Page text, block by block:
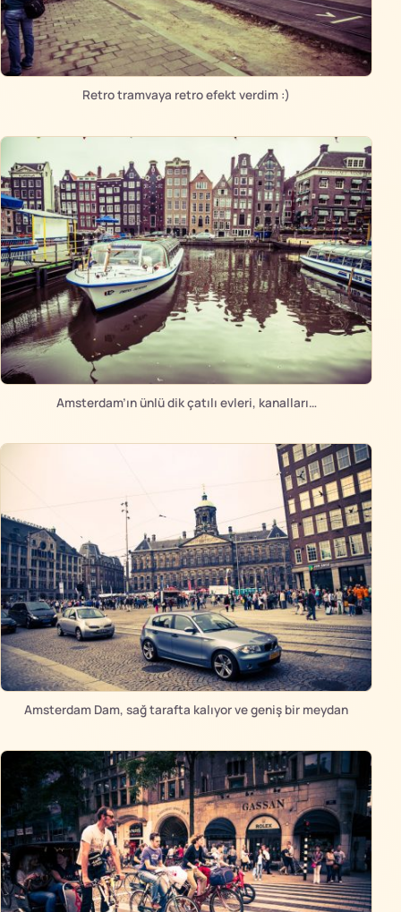
Retro tramvaya retro efekt verdim :)
Amsterdam’ın ünlü dik çatılı evleri, kanalları…
Amsterdam Dam, sağ tarafta kalıyor ve geniş bir meydan